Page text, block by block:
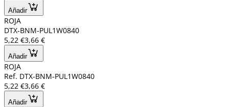
Añadir
ROJA
DTX-BNM-PUL1W0840
5,22 €3,66 €
Añadir
ROJA
Ref. DTX-BNM-PUL1W0840
5,22 €3,66 €
Añadir